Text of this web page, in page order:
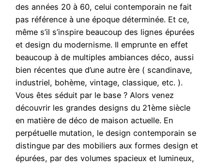
des années 20 à 60, celui contemporain ne fait
pas référence à une époque déterminée. Et ce,
même s’il s’inspire beaucoup des lignes épurées
et design du modernisme. Il emprunte en effet
beaucoup à de multiples ambiances déco, aussi
bien récentes que d’une autre ère ( scandinave,
industriel, bohème, vintage, classique, etc. ).
Vous êtes séduit par le base ? Alors venez
découvrir les grandes designs du 21ème siècle
en matière de déco de maison actuelle. En
perpétuelle mutation, le design contemporain se
distingue par des mobiliers aux formes design et
épurées, par des volumes spacieux et lumineux,